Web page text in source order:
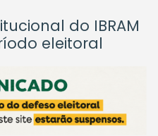
do IBRAM
eleitoral